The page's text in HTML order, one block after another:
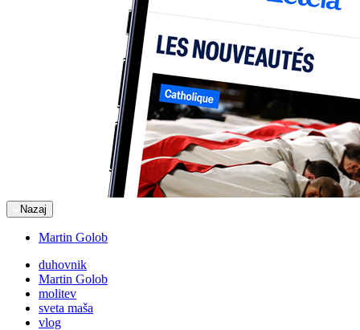
Nazaj
Martin Golob
duhovnik
Martin Golob
molitev
sveta maša
vlog